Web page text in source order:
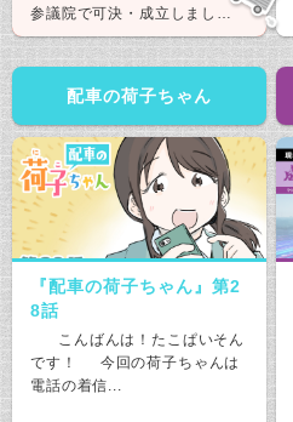
参議院で可決・成立しまし
た。 &nb...
配車の荷子ちゃん
『配車の荷子ちゃん』第2
8話
こんばんは！たこぱいそん
です！ 今回の荷子ちゃんは
電話の着信...